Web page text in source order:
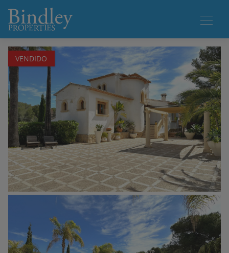
VENDIDO
1 / 40